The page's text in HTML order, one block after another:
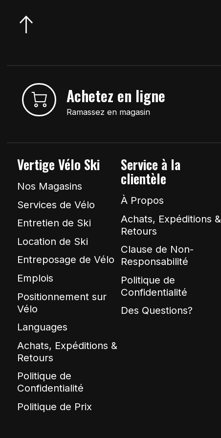
Achetez en ligne
Ramassez en magasin
Vertige Vélo Ski
Nos Magasins
Services de Vélo
Entretien de Ski
Location de Ski
Entreposage de Vélo
Emplois
Positionnement sur
Vélo
Languages
Achats, Expéditions &
Retours
Politique de
Confidentialité
Politique de Prix
Service à la
clientèle
À Propos
Achats, Expéditions &
Retours
Clause de Non-
Responsabilité
Politique de
Confidentialité
Des Questions?